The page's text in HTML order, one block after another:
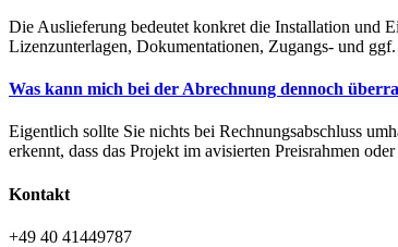
Die Auslieferung bedeutet konkret die Installation und
Lizenzunterlagen, Dokumentationen, Zugangs- und
Was kann mich bei der Abrechnung dennoch
Eigentlich sollte Sie nichts bei Rechnungsabschluss
erkennt, dass das Projekt im avisierten Preisrahmen
Kontakt
+49 40 41449787